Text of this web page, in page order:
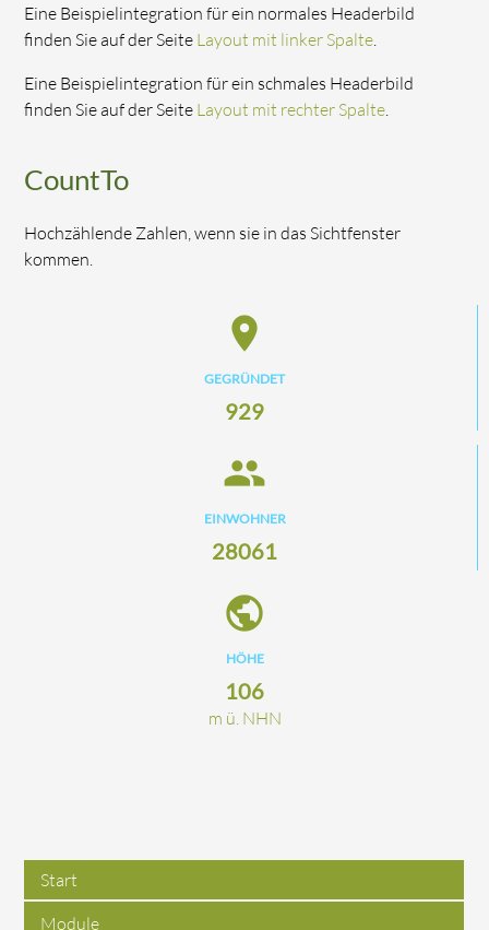
Eine Beispielintegration für ein normales Headerbild
finden Sie auf der Seite Layout mit linker Spalte
Eine Beispielintegration für ein schmales Headerbild
finden Sie auf der Seite Layout mit rechter Spalte
CountTo
Hochzählende Zahlen, wenn sie in das Sichtfenster
kommen.
place
GEGRÜNDET
929
people
EINWOHNER
28061
public
HÖHE
106
m ü. NHN
Start
Module